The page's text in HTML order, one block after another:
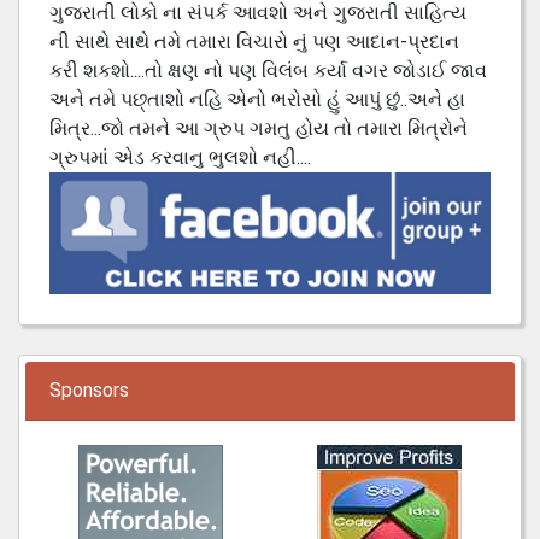
ગુજરાતી લોકો ના સંપર્ક આવશો અને ગુજરાતી સાહિત્ય
ની સાથે સાથે તમે તમારા વિચારો નું પણ આદાન-પ્રદાન
કરી શકશો....તો ક્ષણ નો પણ વિલંબ કર્યા વગર જોડાઈ જાવ
અને તમે પછ્તાશો નહિ એનો ભરોસો હું આપું છું..અને હા
મિત્ર...જો તમને આ ગ્રુપ ગમતુ હોય તો તમારા મિત્રોને
ગ્રુપમાં એડ કરવાનુ ભુલશો નહી....
Sponsors